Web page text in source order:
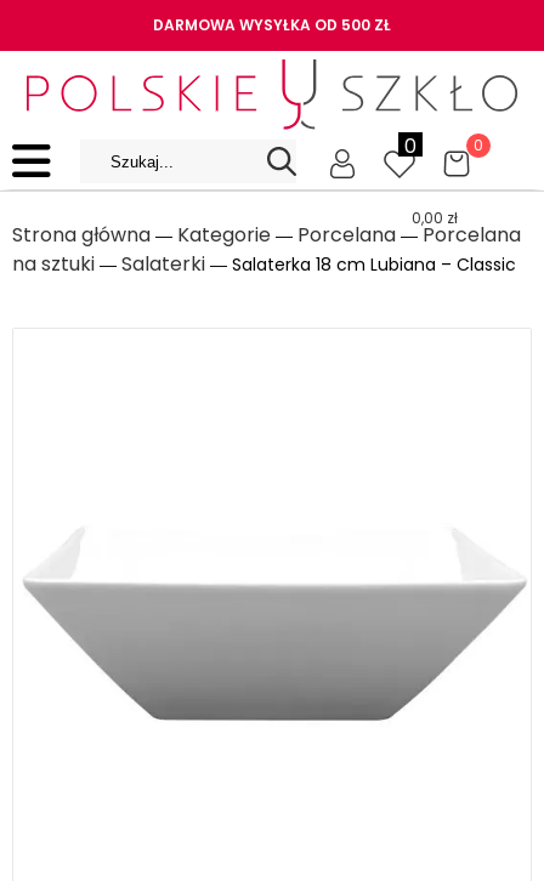
DARMOWA WYSYŁKA OD 500 ZŁ
0 0
0,00 zł
Strona główna ― Kategorie ― Porcelana ― Porcelana
na sztuki ― Salaterki ― Salaterka 18 cm Lubiana – Classic